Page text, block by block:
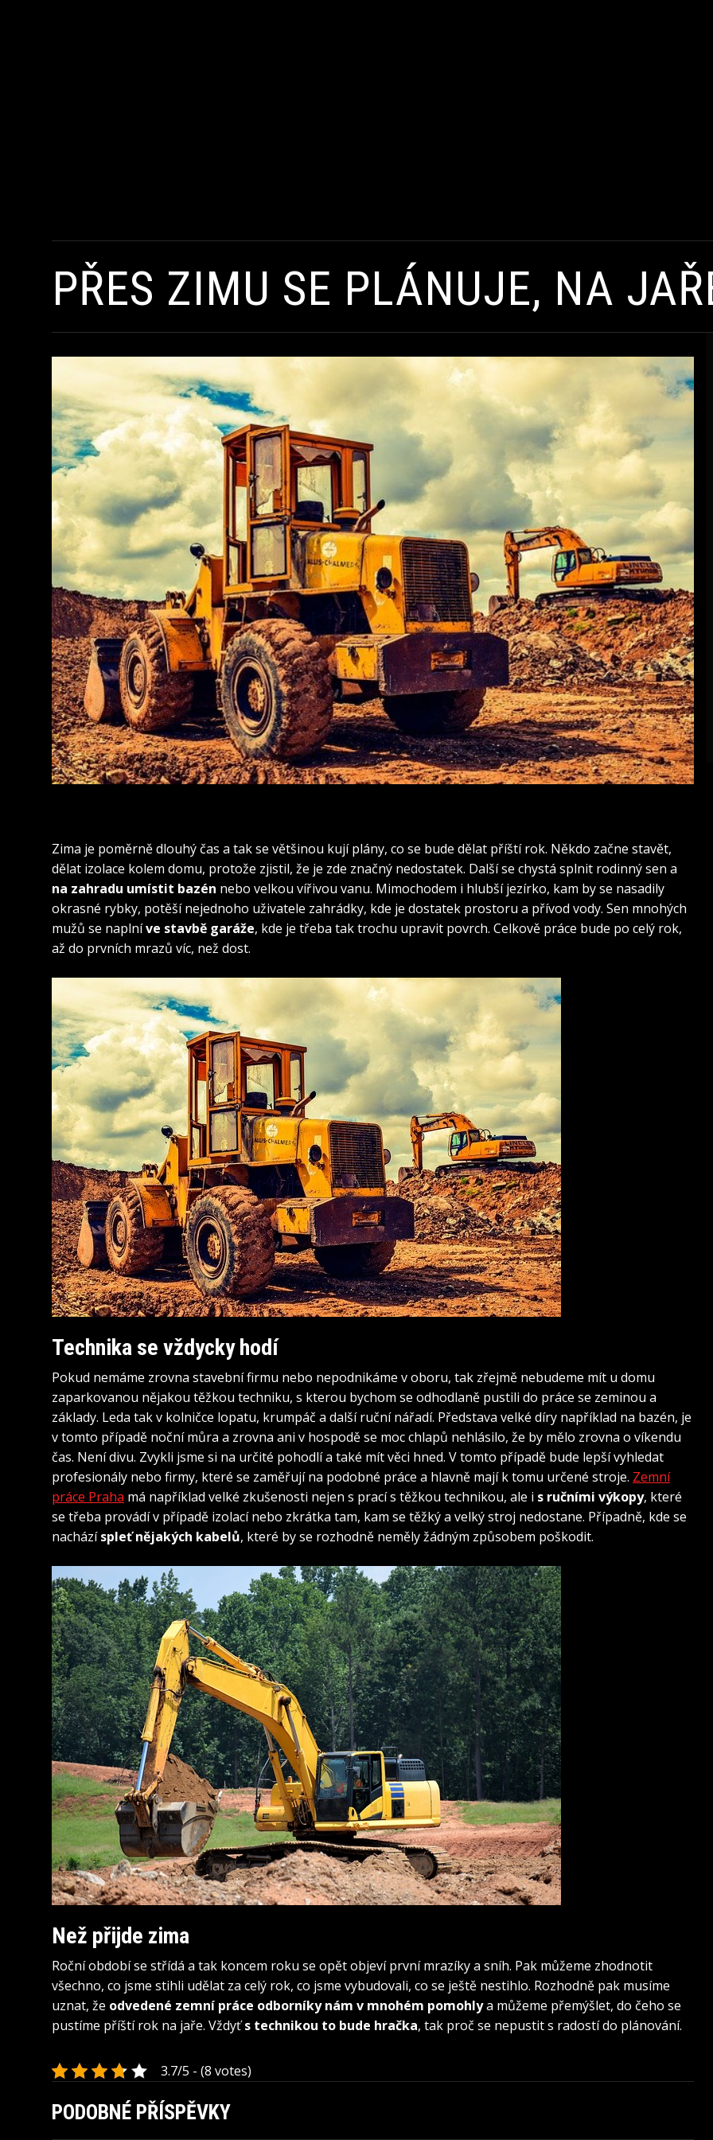
PŘES ZIMU SE PLÁNUJE, NA
Zima je poměrně dlouhý čas a tak se většinou kují plány, co se bude dělat příští rok. Někdo začne stavět,
dělat izolace kolem domu, protože zjistil, že je zde značný nedostatek. Další se chystá splnit rodinný sen a
na zahradu umístit bazén nebo velkou vířivou vanu. Mimochodem i hlubší jezírko, kam by se nasadily
okrasné rybky, potěší nejednoho uživatele zahrádky, kde je dostatek prostoru a přívod vody. Sen mnohých
mužů se naplníve stavbě garáže, kde je třeba tak trochu upravit povrch. Celkově práce bude po celý rok,
až do prvních mrazů víc, než dost.
Technika se vždycky hodí
Pokud nemáme zrovna stavební firmu nebo nepodnikáme v oboru, tak zřejmě nebudeme mít u domu
zaparkovanou nějakou těžkou techniku, s kterou bychom se odhodlaně pustili do práce se zeminou a
základy. Leda tak v kolničce lopatu, krumpáč a další ruční nářadí. Představa velké díry například na bazén, je
v tomto případě noční můra a zrovna ani v hospodě se moc chlapů nehlásilo, že by mělo zrovna o víkendu
čas. Není divu. Zvykli jsme si na určité pohodlí a také mít věci hned. V tomto případě bude lepší vyhledat
profesionály nebo firmy, které se zaměřují na podobné práce a hlavně mají k tomu určené stroje. Zemní
práce Praha má například velké zkušenosti nejen s prací s těžkou technikou, ale i s ručními výkopy, které
se třeba provádí v případě izolací nebo zkrátka tam, kam se těžký a velký stroj nedostane. Případně, kde se
nacházíspleť nějakých kabelů, které by se rozhodně neměly žádným způsobem poškodit.
Než přijde zima
Roční období se střídá a tak koncem roku se opět objeví první mrazíky a sníh. Pak můžeme zhodnotit
všechno, co jsme stihli udělat za celý rok, co jsme vybudovali, co se ještě nestihlo. Rozhodně pak musíme
uznat, že odvedené zemní práce odborníky nám v mnohém pomohlya můžeme přemýšlet, do čeho se
pustíme příští rok na jaře. Vždyťs technikou to bude hračka, tak proč se nepustit s radostí do plánování.
3.7/5 - (8 votes)
PODOBNÉ PŘÍSPĚVKY